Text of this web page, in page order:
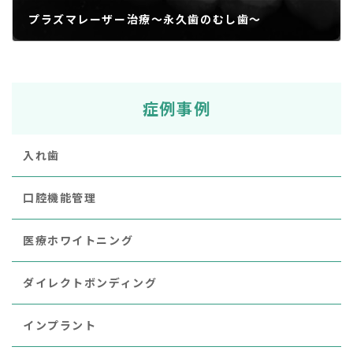
プラズマレーザー治療～永久歯のむし歯～
2018年12月10日
症例事例
入れ歯
口腔機能管理
医療ホワイトニング
ダイレクトボンディング
インプラント